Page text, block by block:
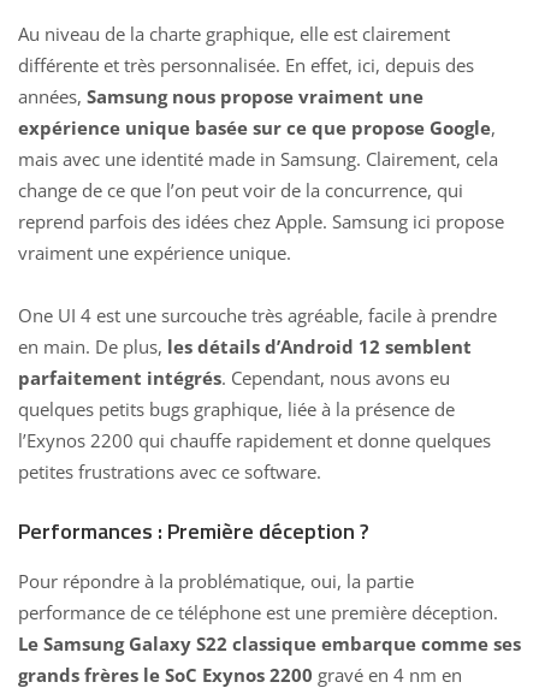
Au niveau de la charte graphique, elle est clairement
différente et très personnalisée. En effet, ici, depuis des
années, Samsung nous propose vraiment une
expérience unique basée sur ce que propose Google,
mais avec une identité made in Samsung. Clairement, cela
change de ce que l’on peut voir de la concurrence, qui
reprend parfois des idées chez Apple. Samsung ici propose
vraiment une expérience unique.
One UI 4 est une surcouche très agréable, facile à prendre
en main. De plus, les détails d’Android 12 semblent
parfaitement intégrés. Cependant, nous avons eu
quelques petits bugs graphique, liée à la présence de
l’Exynos 2200 qui chauffe rapidement et donne quelques
petites frustrations avec ce software.
Performances : Première déception ?
Pour répondre à la problématique, oui, la partie
performance de ce téléphone est une première déception.
Le Samsung Galaxy S22 classique embarque comme ses
grands frères le SoC Exynos 2200 gravé en 4 nm en